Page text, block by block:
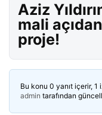
Aziz
mali
proje!
Bu konu 0 yanıt içerir, 1
admin tarafından